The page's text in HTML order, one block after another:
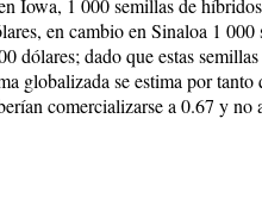
Iowa, 1 000 semillas de
en cambio en Sinaloa 1 000
dó­la­res; dado que estas
globalizada se estima por tanto
comercializarse a 0.67 y no